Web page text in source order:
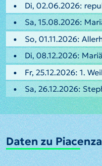
Di, 02.06.2026:
Sa, 15.08.2026:
So, 01.11.2026:
Di, 08.12.2026:
Fr, 25.12.2026: 1.
Sa, 26.12.2026:
Daten zu Piacenza